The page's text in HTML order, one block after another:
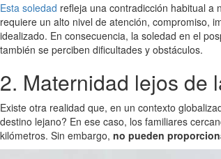
Esta soledad refleja una contradicción habitual
requiere un alto nivel de atención, compromiso,
idealizado. En consecuencia, la soledad en el
también se perciben dificultades y obstáculos.
2. Maternidad lejos de
Existe otra realidad que, en un contexto
destino lejano? En ese caso, los familiares
kilómetros. Sin embargo, no pueden